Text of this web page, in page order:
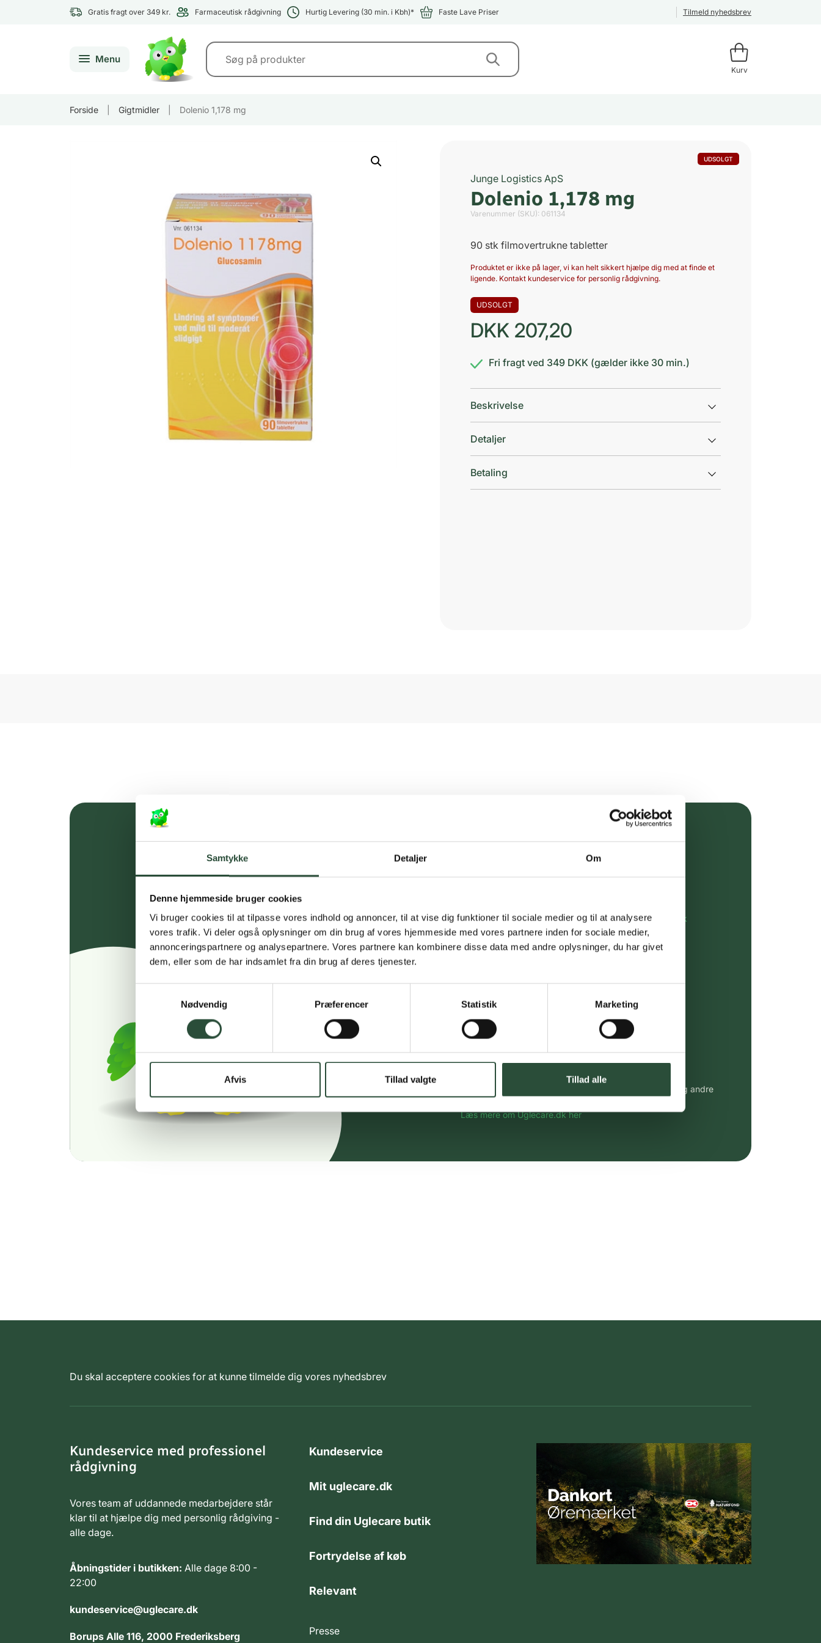
Samtykke Detaljer Om
Denne hjemmeside bruger cookies
Vi bruger cookies til at tilpasse vores indhold og annoncer, til at vise dig funktioner til sociale medier og til at analysere
vores trafik. Vi deler også oplysninger om din brug af vores hjemmeside med vores partnere inden for sociale medier,
annonceringspartnere og analysepartnere. Vores partnere kan kombinere disse data med andre oplysninger, du har givet
dem, eller som de har indsamlet fra din brug af deres tjenester.
Nødvendig
Præferencer Statistik Marketing
Afvis Tillad valgte Tillad alle
Gratis fragt over 349 kr. Farmaceutisk rådgivning Hurtig Levering (30 min. i Kbh)* Faste Lave Priser Tilmeld nyhedsbrev
Menu
Kurv
Forside Gigtmidler Dolenio 1,178 mg
UDSOLGT
Junge Logistics ApS
Dolenio 1,178 mg
Varenummer (SKU): 061134
90 stk filmovertrukne tabletter
Produktet er ikke på lager, vi kan helt sikkert hjælpe dig med at finde et
ligende. Kontakt kundeservice for personlig rådgivning.
UDSOLGT
DKK 207,20
Fri fragt ved 349 DKK (gælder ikke 30 min.)
Beskrivelse
Detaljer
Betaling
Gratis fragt over 349 kr.
Få hjælp til din webordre på:kundeservice@uglecare.dk
Hurtig levering (30 min. i Kbh)
Faste lave priser*
*Gælder ikke ernæringsprodukter.
Stort udvalg af kendte produkter
Vi tilbyder et stort udvalg af kendte cremer, vitaminer og andre
Læs mere om Uglecare.dk her
Du skal acceptere cookies for at kunne tilmelde dig vores nyhedsbrev
Kundeservice med professionel
rådgivning
Vores team af uddannede medarbejdere står
klar til at hjælpe dig med personlig rådgiving -
alle dage.
Åbningstider i butikken: Alle dage 8:00 -
22:00
kundeservice@uglecare.dk
Borups Alle 116, 2000 Frederiksberg
Kundeservice
Mit uglecare.dk
Find din Uglecare butik
Fortrydelse af køb
Relevant
Presse